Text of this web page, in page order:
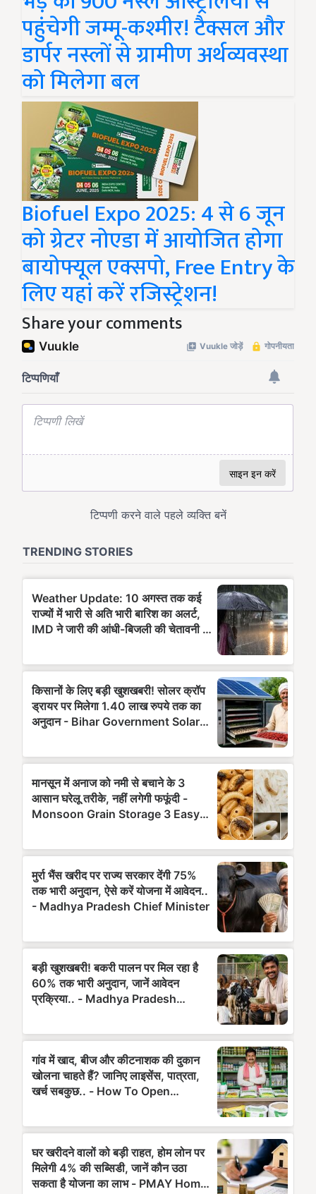
पहुंचेगी जम्मू-कश्मीर! टैक्सल और
डार्पर नस्लों से ग्रामीण अर्थव्यवस्था
को मिलेगा बल
Biofuel Expo 2025: 4 से 6 जून
को ग्रेटर नोएडा में आयोजित होगा
बायोफ्यूल एक्सपो, Free Entry के
लिए यहां करें रजिस्ट्रेशन!
Share your comments